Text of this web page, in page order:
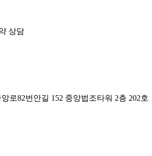
상담
로82번안길 152 중앙법조타워 2층 202호